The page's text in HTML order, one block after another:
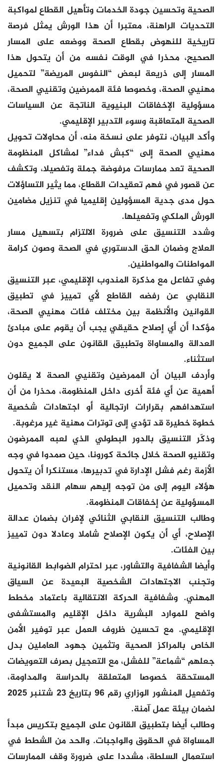
الصحية وتحسين جودة الخدمات وتأهيل القطاع لمواكبة
التحديات الراهنة، معتبرا أن هذا الورش يمثل فرصة
تاريخية للنهوض بقطاع الصحة ووضعه على المسار
الصحيح، محذرا في الوقت نفسه من أن يتحول هذا
المسار إلى ذريعة لبعض “النفوس المريضة” لتحميل
مهنيي الصحة، وخصوصا فئة الممرضين وتقنيي الصحة،
مسؤولية الإخفاقات البنيوية الناتجة عن السياسات
الصحية المتعاقبة وسوء التدبير الإقليمي.
وأكد البيان، نتوفر على نسخة منه، أن محاولات تحويل
مهنيي الصحة إلى “كبش فداء” لمشاكل المنظومة
الصحية تعد ممارسات مرفوضة جملة وتفصيلا، وتكشف
عن قصور في فهم تعقيدات القطاع، مما يثير التساؤلات
حول مدى جدية المسؤولين إقليميا في تنزيل مضامين
الورش الملكي وتفعيلها.
وشدد التنسيق على ضرورة الالتزام بتسهيل مسار
العلاج وضمان الحق الدستوري في الصحة وصون كرامة
المواطنات والمواطنين.
وفي تفاعل مع مذكرة المندوب الإقليمي، عبر التنسيق
النقابي عن رفضه القاطع لأي تمييز في تطبيق
القوانين والأنظمة بين مختلف فئات مهنيي الصحة،
مؤكدا أن أي إصلاح حقيقي يجب أن يقوم على مبادئ
العدالة والمساواة وتطبيق القانون على الجميع دون
استثناء.
وأردف البيان أن الممرضين وتقنيي الصحة لا يقلون
أهمية عن أي فئة أخرى داخل المنظومة، محذرا من أن
استهدافهم بقرارات ارتجالية أو اجتهادات شخصية
خطوة خطيرة قد تؤدي إلى توترات مهنية غير مرغوبة.
وذكّر التنسيق بالدور البطولي الذي لعبه الممرضون
وتقنيو الصحة خلال جائحة كورونا، حين صمدوا في وجه
الأزمة رغم فشل الإدارة في تدبيرها، مستنكرا أن يتحول
هؤلاء اليوم إلى من توجه إليهم سهام النقد وتحميل
المسؤولية عن إخفاقات المنظومة.
وطالب التنسيق النقابي الثنائي لإفران بضمان عدالة
الإصلاح، أي أن يكون الإصلاح شاملا وعادلا دون تمييز
بين الفئات.
وأيضا الشفافية والتشاور، عبر احترام الضوابط القانونية
وتجنب الاجتهادات الشخصية البعيدة عن السياق
المهني. وشفافية الحركة الانتقالية باعتماد مخطط
واضح للموارد البشرية داخل الإقليم والمستشفى
الإقليمي. مع تحسين ظروف العمل عبر توفير الأمن
الخاص بالمراكز الصحية وتثمين جهود العاملين بدل
جعلهم “شماعة” للفشل، مع التعجيل بصرف التعويضات
المستحقة خصوصا المتعلقة بالحراسة والمداومة،
وتفعيل المنشور الوزاري رقم 96 بتاريخ 23 شتنبر 2025
لضمان بيئة عمل آمنة.
وطالب أيضا بتطبيق القانون على الجميع بتكريس مبدأ
المساواة في الحقوق والواجبات. والحد من الشطط في
استعمال السلطة، مشددا على ضرورة وقف الممارسات